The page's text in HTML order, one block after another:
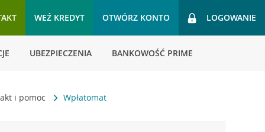
WEŹ KREDYT OTWÓRZ KONTO LOGOWANIE
UBEZPIECZENIA BANKOWOŚĆ PRIME
i pomoc Wpłatomat